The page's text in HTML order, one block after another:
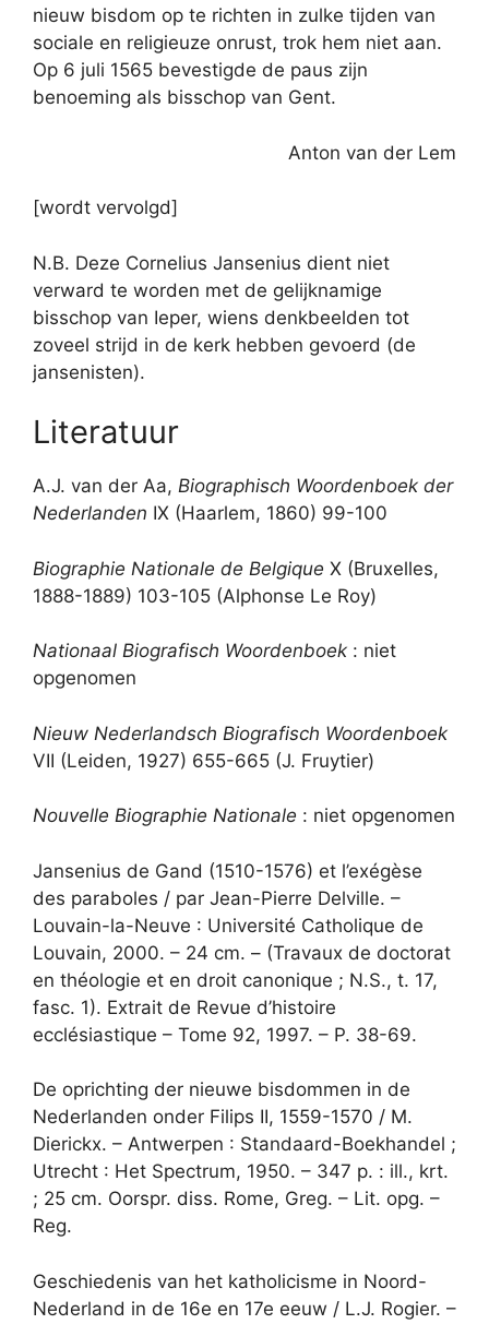
nieuw bisdom op te richten in zulke tijden van
sociale en religieuze onrust, trok hem niet aan.
Op 6 juli 1565 bevestigde de paus zijn
benoeming als bisschop van Gent.
Anton van der Lem
[wordt vervolgd]
N.B. Deze Cornelius Jansenius dient niet
verward te worden met de gelijknamige
bisschop van Ieper, wiens denkbeelden tot
zoveel strijd in de kerk hebben gevoerd (de
jansenisten).
Literatuur
A.J. van der Aa, Biographisch Woordenboek der
Nederlanden IX (Haarlem, 1860) 99-100
Biographie Nationale de Belgique X (Bruxelles,
1888-1889) 103-105 (Alphonse Le Roy)
Nationaal Biografisch Woordenboek : niet
opgenomen
Nieuw Nederlandsch Biografisch Woordenboek
VII (Leiden, 1927) 655-665 (J. Fruytier)
Nouvelle Biographie Nationale : niet opgenomen
Jansenius de Gand (1510-1576) et l’exégèse
des paraboles / par Jean-Pierre Delville. –
Louvain-la-Neuve : Université Catholique de
Louvain, 2000. – 24 cm. – (Travaux de doctorat
en théologie et en droit canonique ; N.S., t. 17,
fasc. 1). Extrait de Revue d’histoire
ecclésiastique – Tome 92, 1997. – P. 38-69.
De oprichting der nieuwe bisdommen in de
Nederlanden onder Filips II, 1559-1570 / M.
Dierickx. – Antwerpen : Standaard-Boekhandel ;
Utrecht : Het Spectrum, 1950. – 347 p. : ill., krt.
; 25 cm. Oorspr. diss. Rome, Greg. – Lit. opg. –
Reg.
Geschiedenis van het katholicisme in Noord-
Nederland in de 16e en 17e eeuw / L.J. Rogier. –